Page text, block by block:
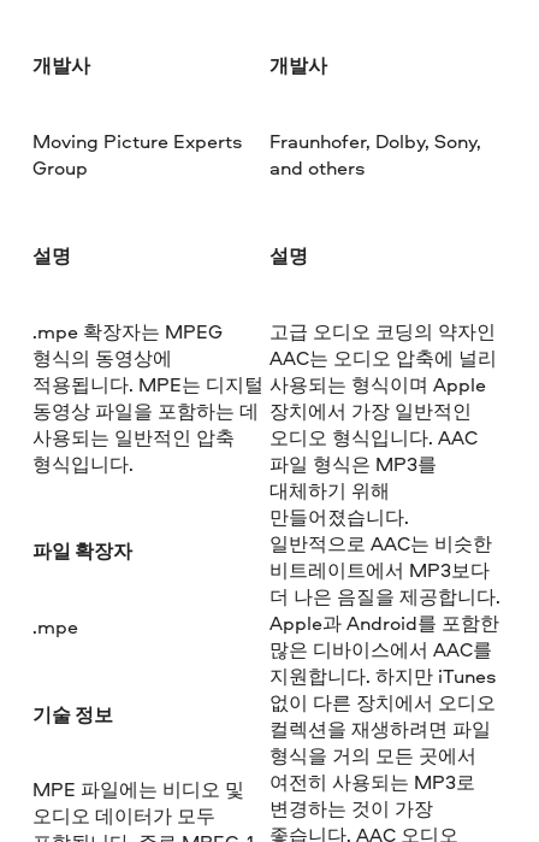
개발사
Moving Picture Experts
Group
설명
.mpe 확장자는 MPEG
형식의 동영상에
적용됩니다. MPE는 디지털
동영상 파일을 포함하는 데
사용되는 일반적인 압축
형식입니다.
파일 확장자
.mpe
기술 정보
MPE 파일에는 비디오 및
오디오 데이터가 모두
개발사
Fraunhofer, Dolby, Sony,
and others
설명
고급 오디오 코딩의 약자인
AAC는 오디오 압축에 널리
사용되는 형식이며 Apple
장치에서 가장 일반적인
오디오 형식입니다. AAC
파일 형식은 MP3를
대체하기 위해
만들어졌습니다.
일반적으로 AAC는 비슷한
비트레이트에서 MP3보다
더 나은 음질을 제공합니다.
Apple과 Android를 포함한
많은 디바이스에서 AAC를
지원합니다. 하지만 iTunes
없이 다른 장치에서 오디오
컬렉션을 재생하려면 파일
형식을 거의 모든 곳에서
여전히 사용되는 MP3로
변경하는 것이 가장
좋습니다. AAC 오디오